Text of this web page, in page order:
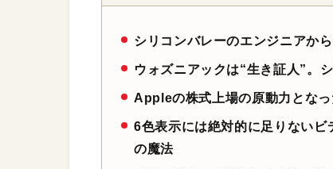
シリコンバレーのエンジニアか
ウォズニアックは“生き証人”。
Appleの株式上場の原動力とな
6色表示には絶対的に足りないビ
の魔法